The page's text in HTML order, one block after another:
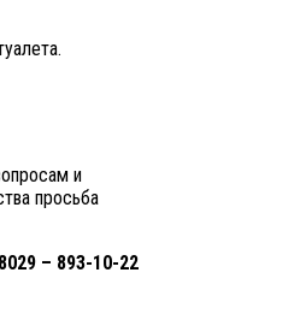
и
просьба
– 893-10-22